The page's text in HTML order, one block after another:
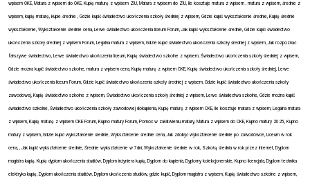
wpisem OKE, Matura z wpisem do OKE, Kupię maturę z wpisem ZIU, Matura z wpisem do ZIU, Ile kosztuje matura z wpisem , matura z wpisem, średnie z
wpisem, kupię maturę, kupie średnie , Gdzie kupić świadectwo ukończenia szkoły średniej z wpisem, Gdzie kupić wykształcenie średnie, Kupię średnie
wykształcenie, Wykształcenie średnie cena, Lewe świadectwo ukończenia liceum Forum, Jak kupić wykształcenie średnie, Gdzie kupić świadectwo
ukończenia szkoły średniej z wpisem Forum, Legalna matura z wpisem, Gdzie kupić świadectwo ukończenia szkoły średniej z wpisem, Jak rozpoznać
fałszywe świadectwo, Lewe świadectwo ukończenia liceum, Kupię świadectwo szkolne z wpisem, Świadectwo ukończenia szkoły średniej z wpisem,
Gdzie można kupić świadectwo szkolne, matura z wpisem cena, Kupię maturę z wpisem CKE, Kupię świadectwo ukończenia szkoły średniej, Lewe
świadectwo ukończenia liceum Forum, Gdzie kupić świadectwo ukończenia szkoły średniej z wpisem, Gdzie kupić świadectwo ukończenia szkoły
zawodowej, Kupię świadectwo szkolne z wpisem, Świadectwo ukończenia szkoły średniej z wpisem, Lewe świadectwa szkolne, Gdzie można kupić
świadectwo szkolne, Świadectwo ukończenia szkoły zawodowej dokupienia, Kupię maturę z wpisem CKE, Ile kosztuje matura z wpisem, Legalna matura
z wpisem, Kupię maturę z wpisem CKE Forum, Kupno matury Forum, Pomoc w załatwieniu matury, Matura z wpisem do CKE, Kupno matury 2025, Kupno
matury z wpisem, Gdzie kupić wykształcenie średnie, Wykształcenie średnie cena, Jak zdobyć wykształcenie średnie po zawodówce, Liceum w rok
cena, , Jak kupić wykształcenie średnie, Średnie wykształcenie w 7dni, Wykształcenie średnie w rok, Szkołą średnia w rok przez Internet, Dyplom
magistra kupię, Kupię dyplom ukończenia studiów, Dyplom inżyniera kupię, Dyplom do kupienia, Dyplomy kolekcjonerskie, Kupno licencjata, Dyplom technika
elektryka kupię, Dyplom ukończenia studiów, Dyplom ukończenia studiów, gdzie kupić, Dyplom magistra z wpisem, Kupię świadectwo szkolne z wpisem,